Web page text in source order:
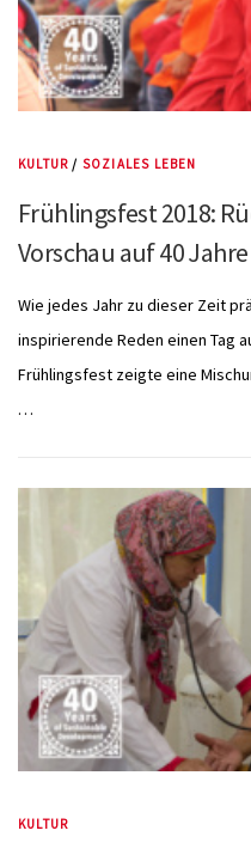
KULTUR / SOZIALES LEBEN
Frühlingsfest 2018:
Vorschau auf 40 Jahre
Wie jedes Jahr zu dieser Zeit
inspirierende Reden einen Tag
Frühlingsfest zeigte eine
…
KULTUR